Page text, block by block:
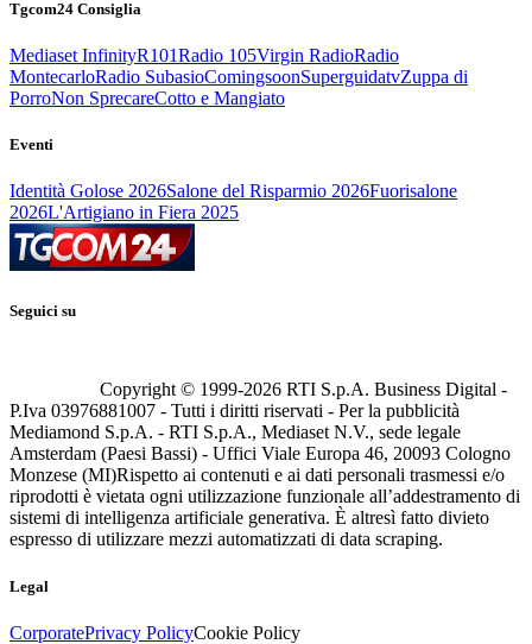
Tgcom24 Consiglia
Mediaset InfinityR101Radio 105Virgin RadioRadio
MontecarloRadio SubasioComingsoonSuperguidatvZuppa di
PorroNon SprecareCotto e Mangiato
Eventi
Identità Golose 2026Salone del Risparmio 2026Fuorisalone
2026L'Artigiano in Fiera 2025
Seguici su
Copyright © 1999-2026 RTI S.p.A. Business Digital -
P.Iva 03976881007 - Tutti i diritti riservati - Per la pubblicità
Mediamond S.p.A. - RTI S.p.A., Mediaset N.V., sede legale
Amsterdam (Paesi Bassi) - Uffici Viale Europa 46, 20093 Cologno
Monzese (MI)Rispetto ai contenuti e ai dati personali trasmessi e/o
riprodotti è vietata ogni utilizzazione funzionale all’addestramento di
sistemi di intelligenza artificiale generativa. È altresì fatto divieto
espresso di utilizzare mezzi automatizzati di data scraping.
Legal
CorporatePrivacy PolicyCookie Policy